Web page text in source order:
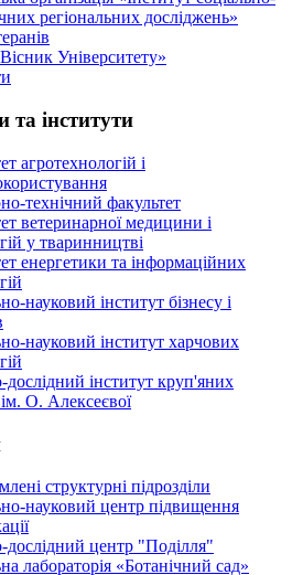
регіональних досліджень»
Університету»
та інститути
агротехнологій і
технічний факультет
ветеринарної медицини і
у тваринництві
енергетики та інформаційних
науковий інститут бізнесу і
науковий інститут харчових
дослідний інститут круп'яних
О. Алексеєвої
структурні підрозділи
науковий центр підвищення
дослідний центр "Поділля"
лабораторія «Ботанічний сад»